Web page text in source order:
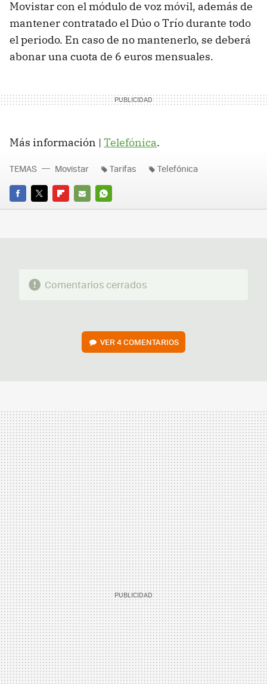
Movistar con el módulo de voz móvil, además de
mantener contratado el Dúo o Trío durante todo
el periodo. En caso de no mantenerlo, se deberá
abonar una cuota de 6 euros mensuales.
Más información | Telefónica.
FACEBOOK
TWITTERFLIPBOARD
E-
WHATSAPP
TEMAS Movistar Tarifas Telefónica
Comentarios cerrados
VER4 COMENTARIOS